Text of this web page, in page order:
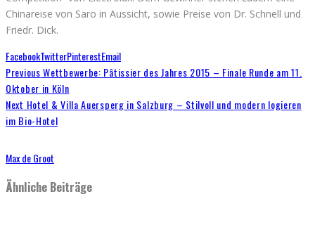
Chinareise von Saro in Aussicht, sowie Preise von Dr. Schnell und
Friedr. Dick.
FacebookTwitterPinterestEmail
PreviousWettbewerbe: Pâtissier des Jahres 2015 – Finale Runde am 11.
Oktober in Köln
Next Hotel & Villa Auersperg in Salzburg – Stilvoll und modern logieren
im Bio-Hotel
Max de Groot
Ähnliche Beiträge